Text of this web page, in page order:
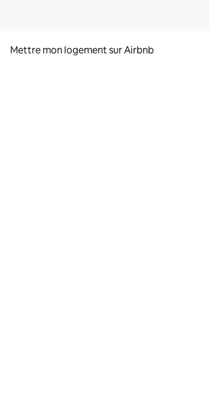
Mettre mon logement sur Airbnb